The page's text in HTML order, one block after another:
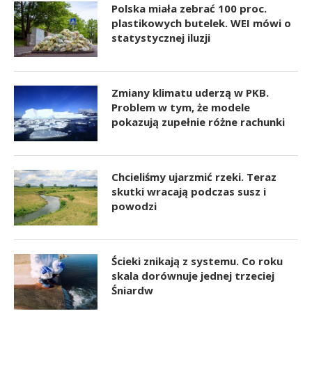
Polska miała zebrać 100 proc.
plastikowych butelek. WEI mówi o
statystycznej iluzji
Zmiany klimatu uderzą w PKB.
Problem w tym, że modele
pokazują zupełnie różne rachunki
Chcieliśmy ujarzmić rzeki. Teraz
skutki wracają podczas susz i
powodzi
Ścieki znikają z systemu. Co roku
skala dorównuje jednej trzeciej
Śniardw